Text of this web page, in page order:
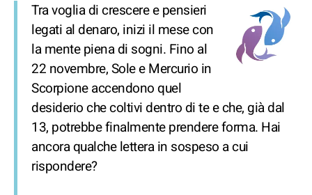
Tra voglia di crescere e pensieri
legati al denaro, inizi il mese con
la mente piena di sogni. Fino al
22 novembre, Sole e Mercurio in
Scorpione accendono quel
desiderio che coltivi dentro di te e che, già dal
13, potrebbe finalmente prendere forma. Hai
ancora qualche lettera in sospeso a cui
rispondere?